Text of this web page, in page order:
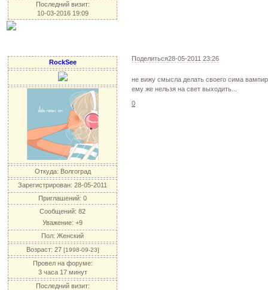
Последний визит:
10-03-2016 19:09
Поделиться28-05-2011 23:26
RockSee
Откуда: Волгоград
Зарегистрирован: 28-05-2011
Приглашений: 0
Сообщений: 82
Уважение: +9
Пол: Женский
Возраст: 27 [1998-09-23]
Провел на форуме:
3 часа 17 минут
Последний визит:
не вижу смысла делать своего сима
ему же нельзя на свет выходить...
0